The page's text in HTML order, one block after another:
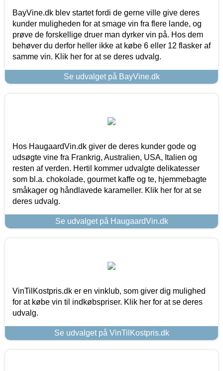
BayVine.dk blev startet fordi de gerne ville give deres
kunder muligheden for at smage vin fra flere lande, og
prøve de forskellige druer man dyrker vin på. Hos dem
behøver du derfor heller ikke at købe 6 eller 12 flasker af
samme vin. Klik her for at se deres udvalg.
Se udvalget på BayVine.dk
Hos HaugaardVin.dk giver de deres kunder gode og
udsøgte vine fra Frankrig, Australien, USA, Italien og
resten af verden. Hertil kommer udvalgte delikatesser
som bl.a. chokolade, gourmet kaffe og te, hjemmebagte
småkager og håndlavede karameller. Klik her for at se
deres udvalg.
Se udvalget på HaugaardVin.dk
VinTilKostpris.dk er en vinklub, som giver dig mulighed
for at købe vin til indkøbspriser. Klik her for at se deres
udvalg.
Se udvalget på VinTilKostpris.dk